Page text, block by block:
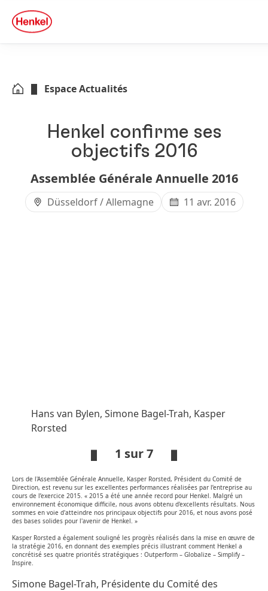
Skip to footer
quick
search
Espace Actualités
Henkel confirme ses
objectifs 2016
Assemblée Générale Annuelle 2016
Düsseldorf / Allemagne 11 avr. 2016
Hans van Bylen, Simone Bagel-Trah, Kasper
Rorsted
1 sur 7
Open
Slideshow
Lors de l'Assemblée Générale Annuelle, Kasper Rorsted, Président du Comité de
Direction, est revenu sur les excellentes performances réalisées par l’entreprise au
cours de l’exercice 2015. « 2015 a été une année record pour Henkel. Malgré un
environnement économique difficile, nous avons obtenu d'excellents résultats. Nous
sommes en voie d'atteindre nos principaux objectifs pour 2016, et nous avons posé
des bases solides pour l'avenir de Henkel. »
Kasper Rorsted a également souligné les progrès réalisés dans la mise en œuvre de
la stratégie 2016, en donnant des exemples précis illustrant comment Henkel a
concrétisé ses quatre priorités stratégiques : Outperform – Globalize – Simplify –
Inspire.
Simone Bagel-Trah, Présidente du Comité des